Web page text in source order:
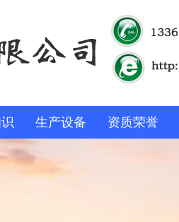
生产设备 资质荣誉